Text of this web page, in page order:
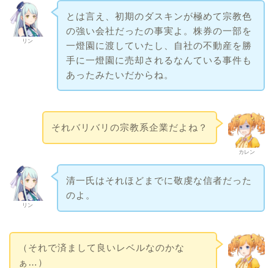
リン
とは言え、初期のダスキンが極めて宗教色
の強い会社だったの事実よ。株券の一部を
一燈園に渡していたし、自社の不動産を勝
手に一燈園に売却されるなんている事件も
あったみたいだからね。
カレン
それバリバリの宗教系企業だよね？
リン
清一氏はそれほどまでに敬虔な信者だった
のよ。
（それで済まして良いレベルなのかな
ぁ…）